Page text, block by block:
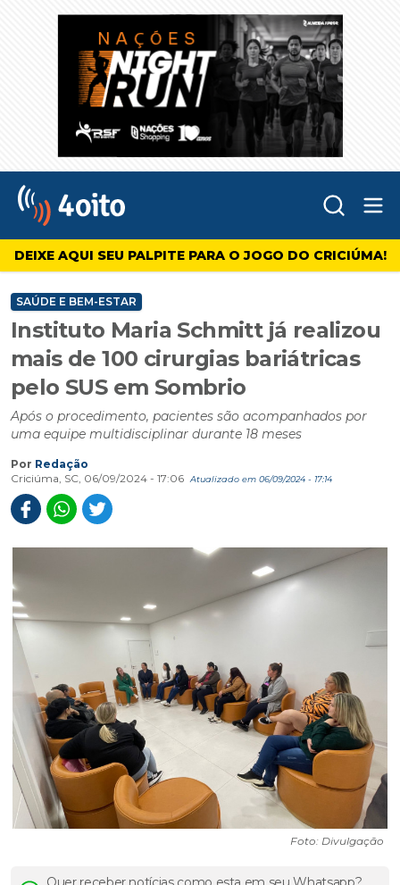
4oito
DEIXE AQUI SEU PALPITE PARA O JOGO DO CRICIÚMA!
SAÚDE E BEM-ESTAR
Instituto Maria Schmitt já realizou
mais de 100 cirurgias bariátricas
pelo SUS em Sombrio
Após o procedimento, pacientes são acompanhados por
uma equipe multidisciplinar durante 18 meses
Por Redação
Criciúma, SC, 06/09/2024 - 17:06
Atualizado em 06/09/2024 - 17:14
Foto: Divulgação